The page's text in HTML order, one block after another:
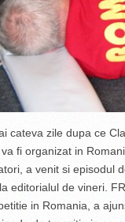
cateva zile dupa ce
fi organizat in
a venit si episodul
editorialul de vineri.
in Romania, a